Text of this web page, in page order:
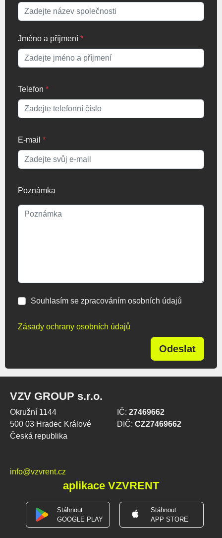
Jméno a příjmení *
Telefon *
E-mail *
Poznámka
Souhlasím se zpracováním osobních údajů
Zásady ochrany osobních údajů
Odeslat
VZV GROUP s.r.o.
Okružní 1144
500 03 Hradec Králové
Česká republika
IČ: 27469662
DIČ: CZ27469662
info@vzvrent.cz
aplikace VZVRENT
Stáhnout
GOOGLE PLAY
Stáhnout
APP STORE